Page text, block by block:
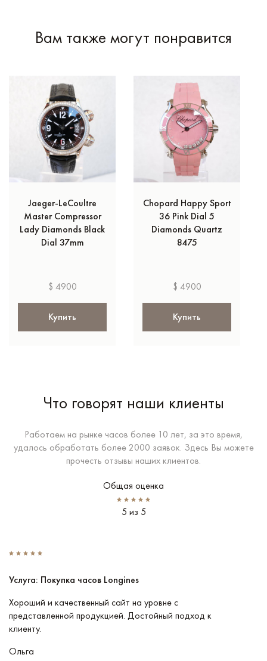
Вам также могут понравится
Jaeger-LeCoultre
Master Compressor
Lady Diamonds Black
Dial 37mm
$ 4900
Купить
Chopard Happy Sport
36 Pink Dial 5
Diamonds Quartz
8475
$ 4900
Купить
Что говорят наши клиенты
Работаем на рынке часов более 10 лет, за это время,
удалось обработать более 2000 заявок. Здесь Вы можете
прочесть отзывы наших клиентов.
Общая оценка
5 из 5
Услуга: Покупка часов Longines
Хороший и качественный сайт на уровне с
представленной продукцией. Достойный подход к
клиенту.
Ольга